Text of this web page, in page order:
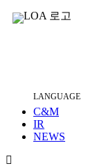
C&M
IR
NEWS